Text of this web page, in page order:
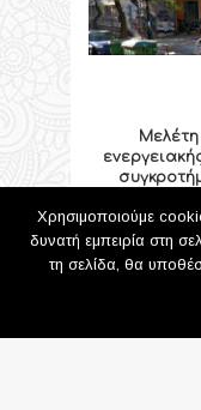
Μελέτη
Χρησιμοποιούμε
δυνατή εμπειρία στη
τη σελίδα, θα